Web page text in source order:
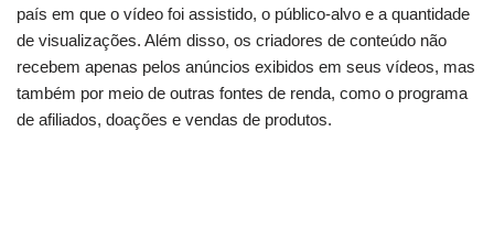
país em que o vídeo foi assistido, o público-alvo e a quantidade
de visualizações. Além disso, os criadores de conteúdo não
recebem apenas pelos anúncios exibidos em seus vídeos, mas
também por meio de outras fontes de renda, como o programa
de afiliados, doações e vendas de produtos.